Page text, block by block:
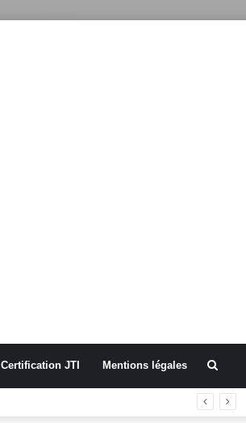
Certification JTI Mentions légales